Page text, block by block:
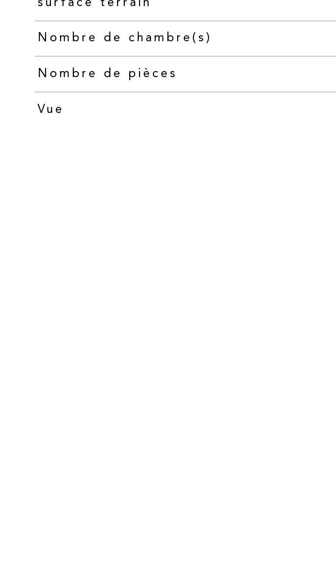
surface terrain
Nombre de chambre(s)
Nombre de pièces
Vue